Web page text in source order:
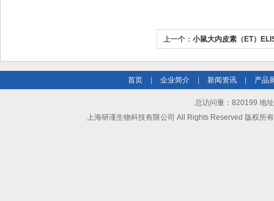
上一个： 小鼠大内皮素（ET）
首页 企业简介 新闻资讯 产品
总访问量：820199 地
上海研谨生物科技有限公司 All Rights Reserved 版权所